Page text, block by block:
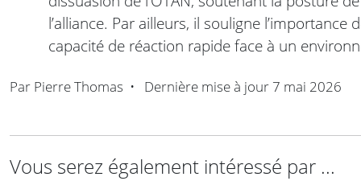
l’alliance. Par ailleurs, il souligne
capacité de réaction rapide face à un
Par Pierre Thomas • Dernière mise à jour 7 mai 2026
Vous serez également intéressé par ...